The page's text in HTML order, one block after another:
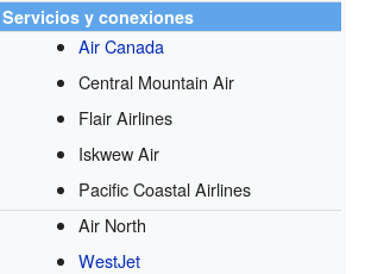
Servicios y conexiones
Air Canada
Central Mountain Air
Flair Airlines
Iskwew Air
Pacific Coastal Airlines
Air North
WestJet